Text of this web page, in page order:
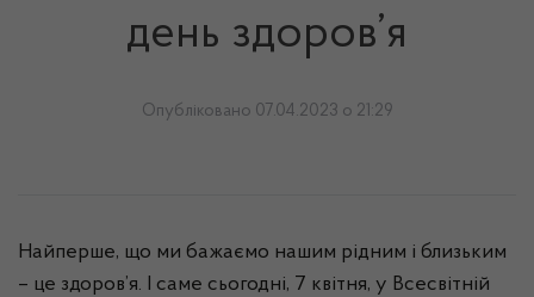
день здоров’я
Опубліковано 07.04.2023 о 21:29
Найперше, що ми бажаємо нашим рідним і близьким
– це здоров’я. І саме сьогодні, 7 квітня, у Всесвітній